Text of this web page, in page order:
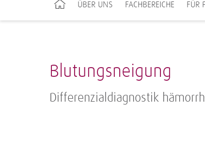
ÜBER UNS FACHBEREICHE FÜR
Blutungsneigung
Differenzialdiagnostik